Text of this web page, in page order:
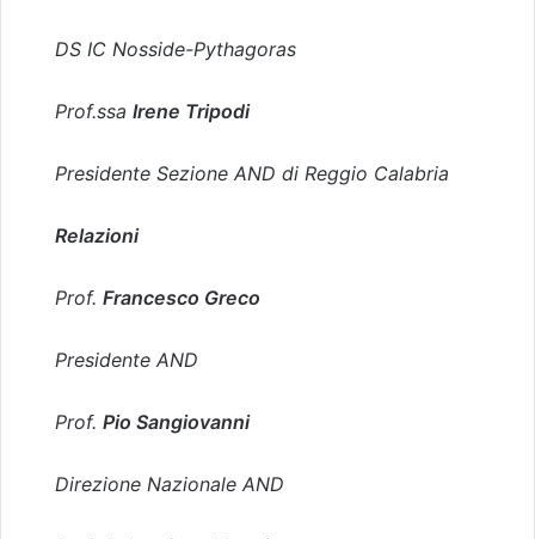
DS IC Nosside-Pythagoras
Prof.ssa Irene Tripodi
Presidente Sezione AND di Reggio Calabria
Relazioni
Prof. Francesco Greco
Presidente AND
Prof. Pio Sangiovanni
Direzione Nazionale AND